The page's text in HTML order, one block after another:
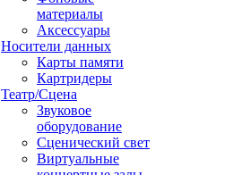
материалы
Аксессуары
Носители данных
Карты памяти
Картридеры
Театр/Сцена
Звуковое
оборудование
Сценический свет
Виртуальные